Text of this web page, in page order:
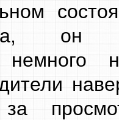
он
немного